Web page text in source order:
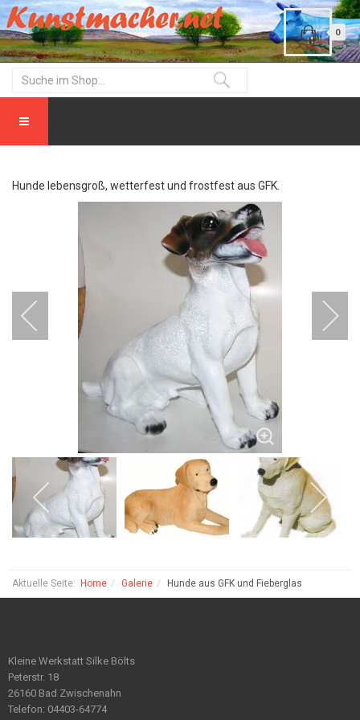
0
Hunde lebensgroß, wetterfest und frostfest aus GFK.
Aktuelle Seite: Home Galerie Hunde aus GFK und Fieberglas
Kleine Werkstatt Silke Bölts
Peterstr. 18
26160 Bad Zwischenahn
Telefon: 04403-64774